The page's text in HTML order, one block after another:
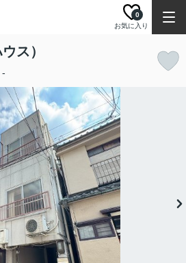
お気に入り
0
ス）
-